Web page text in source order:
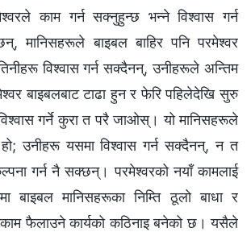
काम गर्न सक्नुहुन्छ भन्‍ने विश्‍वास गर्न
मानिसहरूले बाइबल बाहिर पनि परमेश्‍वर
विश्‍वास गर्न सक्दैनन्, उनीहरूले अन्तिम
बाइबलबाट टाढा हुन र फेरि पहिलेदेखि सुरु
गर्ने कुरा त परै जाओस्। यो मानिसहरूले
उनीहरू यसमा विश्‍वास गर्न सक्दैनन्, न त
गर्न नै सक्छन्। परमेश्‍वरको नयाँ कामलाई
बाइबल मानिसहरूका निम्ति ठूलो बाधा र
काम फैलाउने कार्यको कठिनाइ बनेको छ। यसैले